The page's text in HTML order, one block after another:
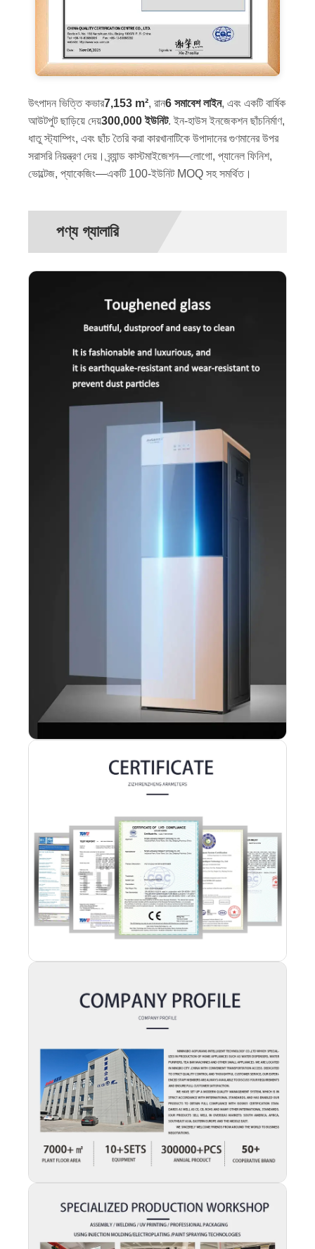
উৎপাদন ভিত্তি কভার7,153 m², রান6 সমাবেশ লাইন, এবং একটি বার্ষিক
আউটপুট ছাড়িয়ে দেয়300,000 ইউনিট. ইন-হাউস ইনজেকশন ছাঁচনির্মাণ,
ধাতু স্ট্যাম্পিং, এবং ছাঁচ তৈরি করা কারখানাটিকে উপাদানের গুণমানের উপর
সরাসরি নিয়ন্ত্রণ দেয়। ব্র্যান্ড কাস্টমাইজেশন—লোগো, প্যানেল ফিনিশ,
ভোল্টেজ, প্যাকেজিং—একটি 100-ইউনিট MOQ সহ সমর্থিত।
পণ্য গ্যালারি